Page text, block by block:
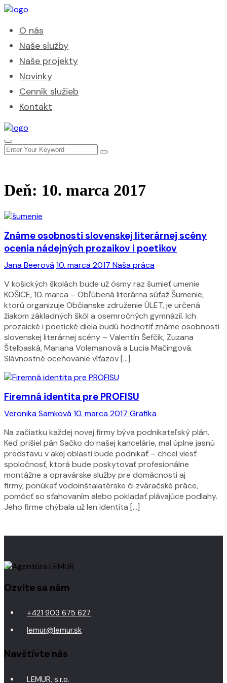
O nás
Naše služby
Naše projekty
Novinky
Cenník služieb
Kontakt
Deň: 10. marca 2017
Jana Beerová10. marca 2017 Naša práca
Známe osobnosti slovenskej literárnej scény
ocenia nádejných prozaikov i poetikov
V košických školách bude už ôsmy raz šumieť umenie
KOŠICE, 10. marca – Obľúbená literárna súťaž Šumenie,
ktorú organizuje Občianske združenie ÚLET, je určená
žiakom základných škôl a osemročných gymnázií. Ich
prozaické i poetické diela budú hodnotiť známe osobnosti
slovenskej literárnej scény – Valentín Šefčík, Zuzana
Štelbaská, Mariana Volemanová a Lucia Mačingová.
Slávnostné oceňovanie víťazov […]
Veronika Samková10. marca 2017 Grafika
Firemná identita pre PROFISU
Na začiatku každej novej firmy býva podnikateľský plán.
Keď prišiel pán Sačko do našej kancelárie, mal úplne jasnú
predstavu v akej oblasti bude podnikať – chcel viesť
spoločnosť, ktorá bude poskytovať profesionálne
montážne a opravárske služby pre domácnosti aj
firmy, ponúkať vodoinštalatérske či zváračské práce,
pomôcť so sťahovaním alebo pokladať plávajúce podlahy.
Jeho firme chýbala už len identita […]
Ozvite sa nám
+421 903 675 627
lemur@lemur.sk
Navštívte nás
LEMUR, s.r.o.